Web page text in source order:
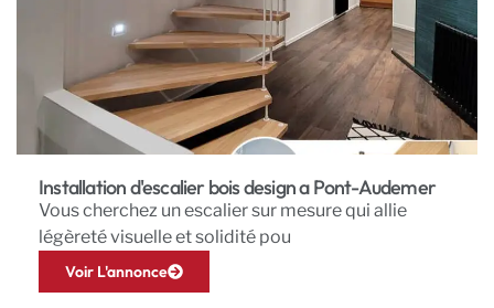
Installation d'escalier bois design a Pont-Audemer
Vous cherchez un escalier sur mesure qui allie
légèreté visuelle et solidité pou
Voir L'annonce